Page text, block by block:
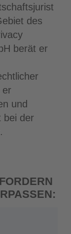
des
berät er
er
und
bei der